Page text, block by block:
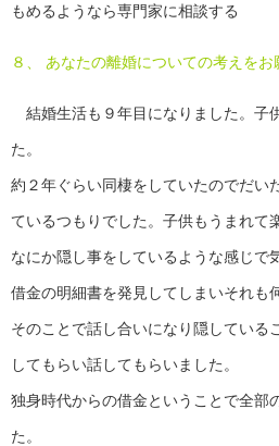
もめるようなら専門家に相談する
８、 あなたの離婚についての考えをお
結婚生活も９年目になりました。子
た。
約２年ぐらい同棲をしていたのでだい
ているつもりでした。子供もうまれて
なにか隠し事をしているような感じで
借金の明細書を発見してしまいそれも
そのことで話し合いになり隠している
してもらい話してもらいました。
独身時代からの借金ということで全部
た。